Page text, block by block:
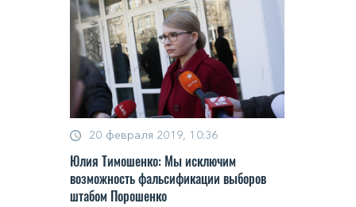
20 февраля 2019, 10:36
Юлия Тимошенко: Мы исключим
возможность фальсификации выборов
штабом Порошенко